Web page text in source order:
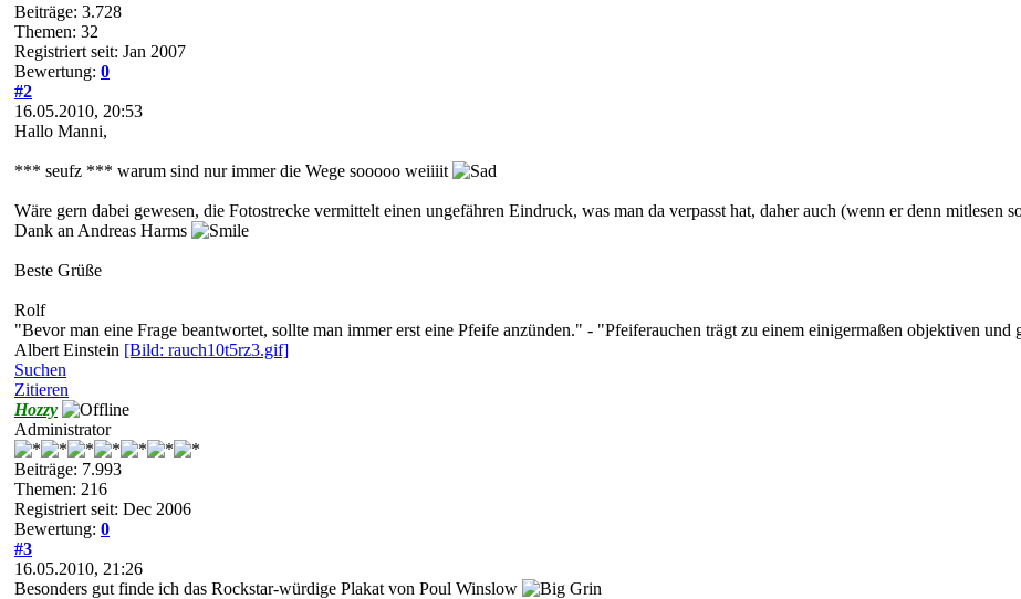
Beiträge: 3.728
Themen: 32
Registriert seit: Jan 2007
Bewertung: 0
#2
16.05.2010, 20:53
Hallo Manni,
*** seufz *** warum sind nur immer die Wege sooooo weiiiit
Wäre gern dabei gewesen, die Fotostrecke vermittelt einen ungefähren Eindruck, was man da verpasst hat, daher auch (wenn er denn mitlesen
Dank an Andreas Harms
Beste Grüße
Rolf
"Bevor man eine Frage beantwortet, sollte man immer erst eine Pfeife anzünden." - "Pfeiferauchen trägt zu einem einigermaßen objektiven
Albert Einstein [Bild: rauch10t5rz3.gif]
Suchen
Zitieren
Hozzy
Administrator
Beiträge: 7.993
Themen: 216
Registriert seit: Dec 2006
Bewertung: 0
#3
16.05.2010, 21:26
Besonders gut finde ich das Rockstar-würdige Plakat von Poul Winslow